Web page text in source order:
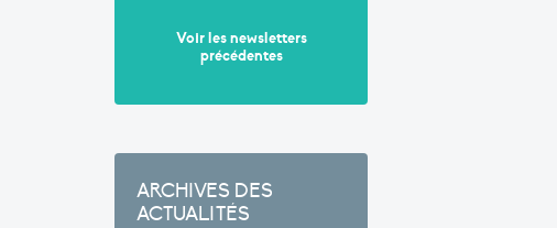
Voir les newsletters
précédentes
ARCHIVES DES
ACTUALITÉS